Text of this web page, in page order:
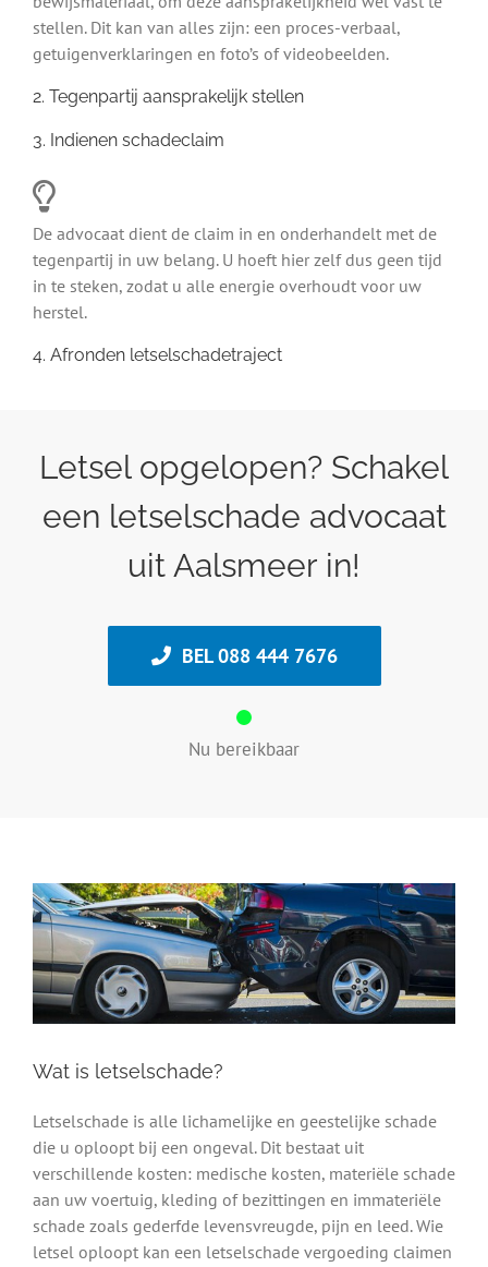
stellen. Dit kan van alles zijn: een proces-verbaal,
getuigenverklaringen en foto’s of videobeelden.
2. Tegenpartij aansprakelijk stellen
3. Indienen schadeclaim
De advocaat dient de claim in en onderhandelt met de
tegenpartij in uw belang. U hoeft hier zelf dus geen tijd
in te steken, zodat u alle energie overhoudt voor uw
herstel.
4. Afronden letselschadetraject
Letsel opgelopen? Schakel
een letselschade advocaat
uit Aalsmeer in!
BEL 088 444 7676
Nu bereikbaar
Wat is letselschade?
Letselschade is alle lichamelijke en geestelijke schade
die u oploopt bij een ongeval. Dit bestaat uit
verschillende kosten: medische kosten, materiële schade
aan uw voertuig, kleding of bezittingen en immateriële
schade zoals gederfde levensvreugde, pijn en leed. Wie
letsel oploopt kan een letselschade vergoeding claimen